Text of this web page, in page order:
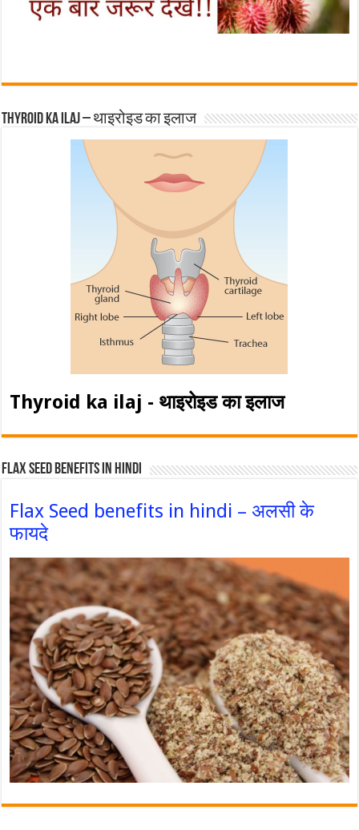
Thyroid ka ilaj – थाइरोइड का इलाज
Thyroid ka ilaj - थाइरोइड का इलाज
Flax Seed Benefits in hindi
Flax Seed benefits in hindi – अलसी के
फायदे